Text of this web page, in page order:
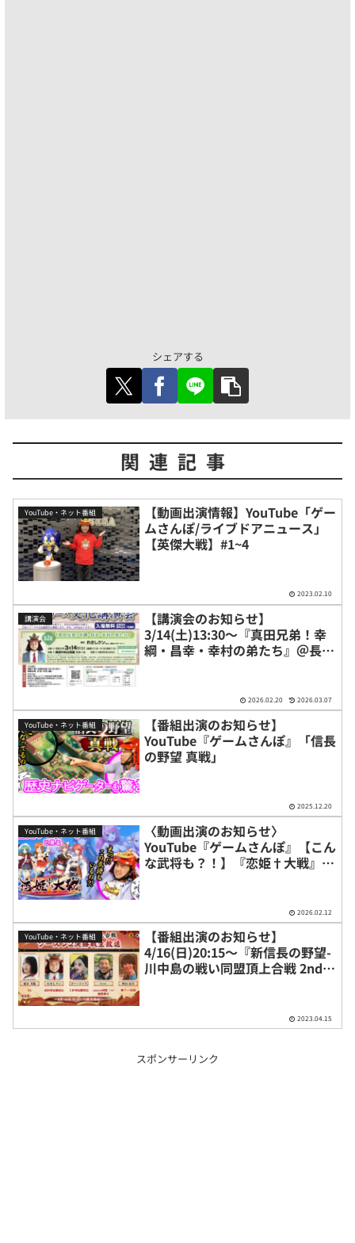
シェアする
関連記事
YouTube・ネット番組
【動画出演情報】YouTube「ゲー
ムさんぽ/ライブドアニュース」
【英傑大戦】#1~4
2023.02.10
講演会
【講演会のお知らせ】
3/14(土)13:30〜『真田兄弟！幸
綱・昌幸・幸村の弟たち』＠長野
2026.02.20 2026.03.07
YouTube・ネット番組
【番組出演のお知らせ】
YouTube『ゲームさんぽ』「信長
の野望 真戦」
2025.12.20
YouTube・ネット番組
〈動画出演のお知らせ〉
YouTube『ゲームさんぽ』【こん
な武将も？！】『恋姫†大戦』を
2026.02.12
YouTube・ネット番組
【番組出演のお知らせ】
4/16(日)20:15〜『新信長の野望-
川中島の戦い同盟頂上合戦 2ndシ
2023.04.15
スポンサーリンク